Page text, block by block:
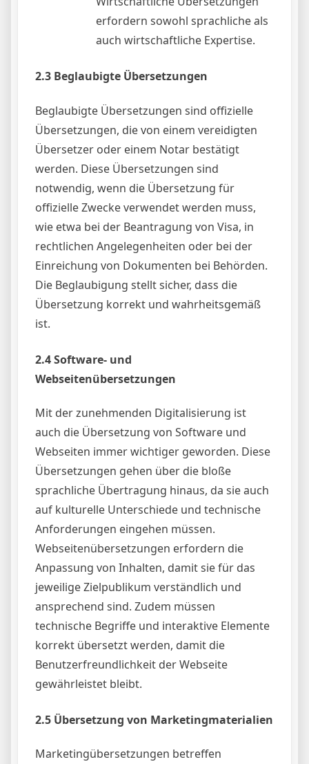
erfordern sowohl sprachliche als
auch wirtschaftliche Expertise.
2.3 Beglaubigte Übersetzungen
Beglaubigte Übersetzungen sind offizielle
Übersetzungen, die von einem vereidigten
Übersetzer oder einem Notar bestätigt
werden. Diese Übersetzungen sind
notwendig, wenn die Übersetzung für
offizielle Zwecke verwendet werden muss,
wie etwa bei der Beantragung von Visa, in
rechtlichen Angelegenheiten oder bei der
Einreichung von Dokumenten bei Behörden.
Die Beglaubigung stellt sicher, dass die
Übersetzung korrekt und wahrheitsgemäß
ist.
2.4 Software- und
Webseitenübersetzungen
Mit der zunehmenden Digitalisierung ist
auch die Übersetzung von Software und
Webseiten immer wichtiger geworden. Diese
Übersetzungen gehen über die bloße
sprachliche Übertragung hinaus, da sie auch
auf kulturelle Unterschiede und technische
Anforderungen eingehen müssen.
Webseitenübersetzungen erfordern die
Anpassung von Inhalten, damit sie für das
jeweilige Zielpublikum verständlich und
ansprechend sind. Zudem müssen
technische Begriffe und interaktive Elemente
korrekt übersetzt werden, damit die
Benutzerfreundlichkeit der Webseite
gewährleistet bleibt.
2.5 Übersetzung von Marketingmaterialien
Marketingübersetzungen betreffen